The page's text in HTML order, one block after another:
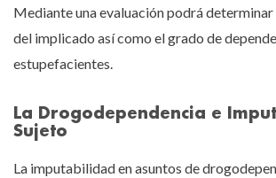
Mediante una evaluación podrá
del implicado así como el grado de
estupefacientes.
La Drogodependencia e
Sujeto
La imputabilidad en asuntos de